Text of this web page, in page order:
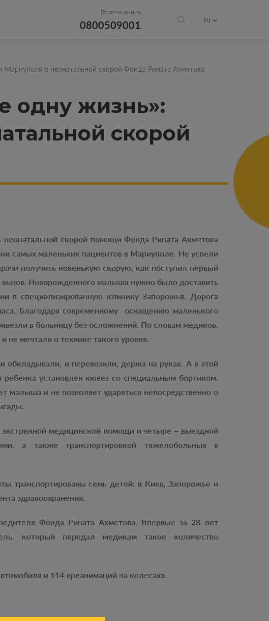
Горячая линия
0800509001 ru
о неонатальной скорой Фонда Рината Ахметова
одну жизнь»:
скорой
неонатальной скорой помощи Фонда Рината Ахметова
самых маленьких пациентов в Мариуполе. Не успели
получить новенькую скорую, как поступил первый
вызов. Новорожденного малыша нужно было доставить
в специализированную клинику Запорожья. Дорога
Благодаря современному оснащению маленького
в больницу без осложнений. По словам медиков,
не мечтали о технике такого уровня.
обкладывали, и перевозили, держа на руках. А в этой
установлен кювез со специальным бортиком.
малыша и не позволяет ударяться непосредственно о
медицинской помощи и четыре – выездной
а также транспортировкой тяжелобольных в
транспортированы семь детей: в Киев, Запорожье и
здравоохранения.
Фонда Рината Ахметова. Впервые за 28 лет
который передал медикам такое количество
и 114 «реанимаций на колесах».